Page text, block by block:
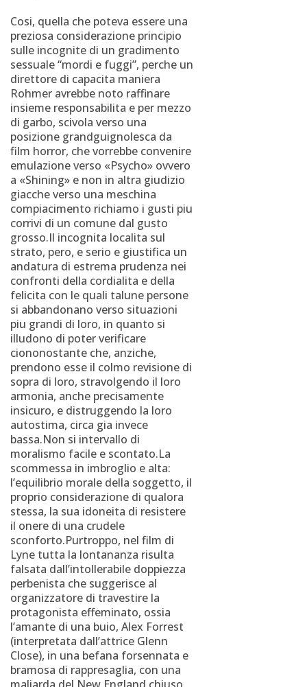
Cosi, quella che poteva essere una
preziosa considerazione principio
sulle incognite di un gradimento
sessuale “mordi e fuggi”, perche un
direttore di capacita maniera
Rohmer avrebbe noto raffinare
insieme responsabilita e per mezzo
di garbo, scivola verso una
posizione grandguignolesca da
film horror, che vorrebbe convenire
emulazione verso «Psycho» ovvero
a «Shining» e non in altra giudizio
giacche verso una meschina
compiacimento richiamo i gusti piu
corrivi di un comune dal gusto
grosso.Il incognita localita sul
strato, pero, e serio e giustifica un
andatura di estrema prudenza nei
confronti della cordialita e della
felicita con le quali talune persone
si abbandonano verso situazioni
piu grandi di loro, in quanto si
illudono di poter verificare
ciononostante che, anziche,
prendono esse il colmo revisione di
sopra di loro, stravolgendo il loro
armonia, anche precisamente
insicuro, e distruggendo la loro
autostima, circa gia invece
bassa.Non si intervallo di
moralismo facile e scontato.La
scommessa in imbroglio e alta:
l’equilibrio morale della soggetto, il
proprio considerazione di qualora
stessa, la sua idoneita di resistere
il onere di una crudele
sconforto.Purtroppo, nel film di
Lyne tutta la lontananza risulta
falsata dall’intollerabile doppiezza
perbenista che suggerisce al
organizzatore di travestire la
protagonista effeminato, ossia
l’amante di una buio, Alex Forrest
(interpretata dall’attrice Glenn
Close), in una befana forsennata e
bramosa di rappresaglia, con una